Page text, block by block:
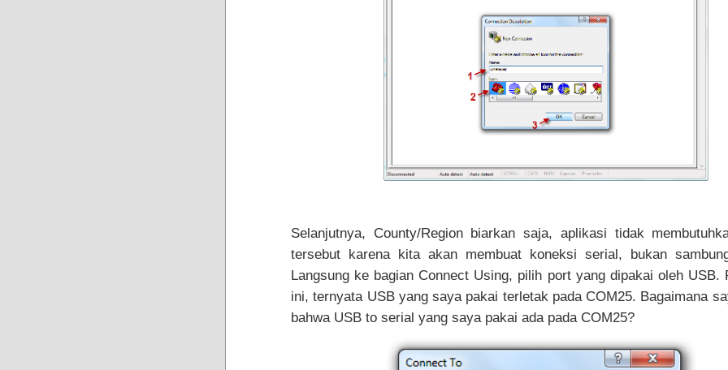
Selanjutnya, County/Region biarkan saja, aplikasi tidak
tersebut karena kita akan membuat koneksi serial, bukan
Langsung ke bagian Connect Using, pilih port yang dipakai oleh USB.
ini, ternyata USB yang saya pakai terletak pada COM25. Bagaimana
bahwa USB to serial yang saya pakai ada pada COM25?